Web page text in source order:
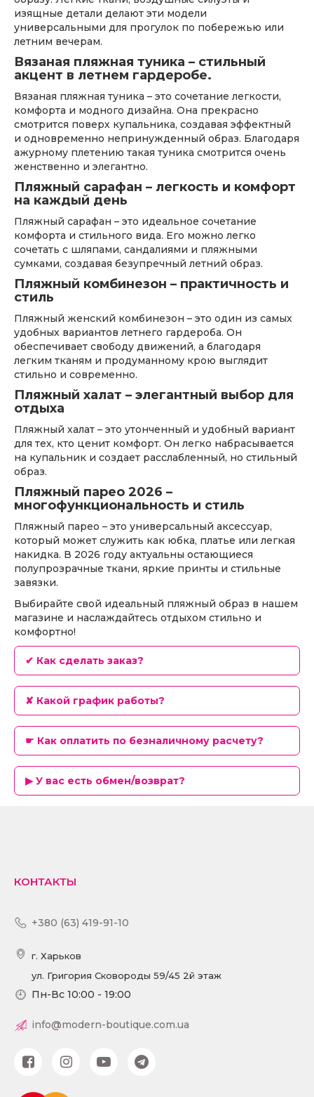
изящные детали делают эти модели
универсальными для прогулок по побережью или
летним вечерам.
Вязаная пляжная туника – стильный
акцент в летнем гардеробе.
Вязаная пляжная туника – это сочетание легкости,
комфорта и модного дизайна. Она прекрасно
смотрится поверх купальника, создавая эффектный
и одновременно непринужденный образ. Благодаря
ажурному плетению такая туника смотрится очень
женственно и элегантно.
Пляжный сарафан – легкость и комфорт
на каждый день
Пляжный сарафан – это идеальное сочетание
комфорта и стильного вида. Его можно легко
сочетать с шляпами, сандалиями и пляжными
сумками, создавая безупречный летний образ.
Пляжный комбинезон – практичность и
стиль
Пляжный женский комбинезон – это один из самых
удобных вариантов летнего гардероба. Он
обеспечивает свободу движений, а благодаря
легким тканям и продуманному крою выглядит
стильно и современно.
Пляжный халат – элегантный выбор для
отдыха
Пляжный халат – это утонченный и удобный вариант
для тех, кто ценит комфорт. Он легко набрасывается
на купальник и создает расслабленный, но стильный
образ.
Пляжный парео 2026 –
многофункциональность и стиль
Пляжный парео – это универсальный аксессуар,
который может служить как юбка, платье или легкая
накидка. В 2026 году актуальны остающиеся
полупрозрачные ткани, яркие принты и стильные
завязки.
Выбирайте свой идеальный пляжный образ в нашем
магазине и наслаждайтесь отдыхом стильно и
комфортно!
✔ Как сделать заказ?
✘ Какой график работы?
☛ Как оплатить по безналичному расчету?
▶ У вас есть обмен/возврат?
КОНТАКТЫ
+380 (63) 419-91-10
г. Харьков
ул. Григория Сковороды 59/45 2й этаж
Пн-Вс 10:00 - 19:00
info@modern-boutique.com.ua